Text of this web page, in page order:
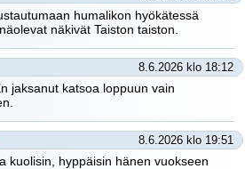
humalikon hyökätessä
näkivät Taiston taiston.
8.6.2026 klo 18:12
jaksanut katsoa loppuun vain
8.6.2026 klo 19:51
kuolisin, hyppäisin hänen vuokseen